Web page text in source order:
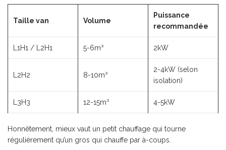
Taille van Volume
Puissance
recommandée
L1H1 / L2H1 5-6m³ 2kW
L2H2 8-10m³
2-4kW (selon
isolation)
L3H3 12-15m³ 4-5kW
Honnêtement, mieux vaut un petit chauffage qui tourne
régulièrement qu’un gros qui chauffe par à-coups.